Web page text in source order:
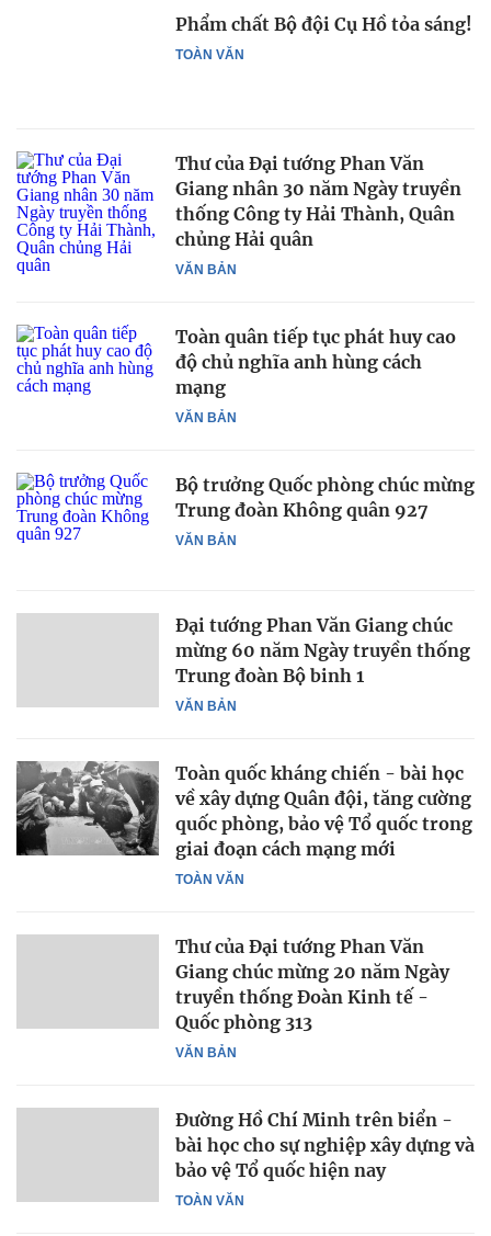
TOÀN VĂN
Phẩm chất Bộ đội Cụ Hồ tỏa sáng!
VĂN BẢN
Thư của Đại tướng Phan Văn
Giang nhân 30 năm Ngày truyền
thống Công ty Hải Thành, Quân
chủng Hải quân
VĂN BẢN
Toàn quân tiếp tục phát huy cao
độ chủ nghĩa anh hùng cách
mạng
VĂN BẢN
Bộ trưởng Quốc phòng chúc mừng
Trung đoàn Không quân 927
VĂN BẢN
Đại tướng Phan Văn Giang chúc
mừng 60 năm Ngày truyền thống
Trung đoàn Bộ binh 1
TOÀN VĂN
Toàn quốc kháng chiến - bài học
về xây dựng Quân đội, tăng cường
quốc phòng, bảo vệ Tổ quốc trong
giai đoạn cách mạng mới
VĂN BẢN
Thư của Đại tướng Phan Văn
Giang chúc mừng 20 năm Ngày
truyền thống Đoàn Kinh tế -
Quốc phòng 313
TOÀN VĂN
Đường Hồ Chí Minh trên biển -
bài học cho sự nghiệp xây dựng và
bảo vệ Tổ quốc hiện nay